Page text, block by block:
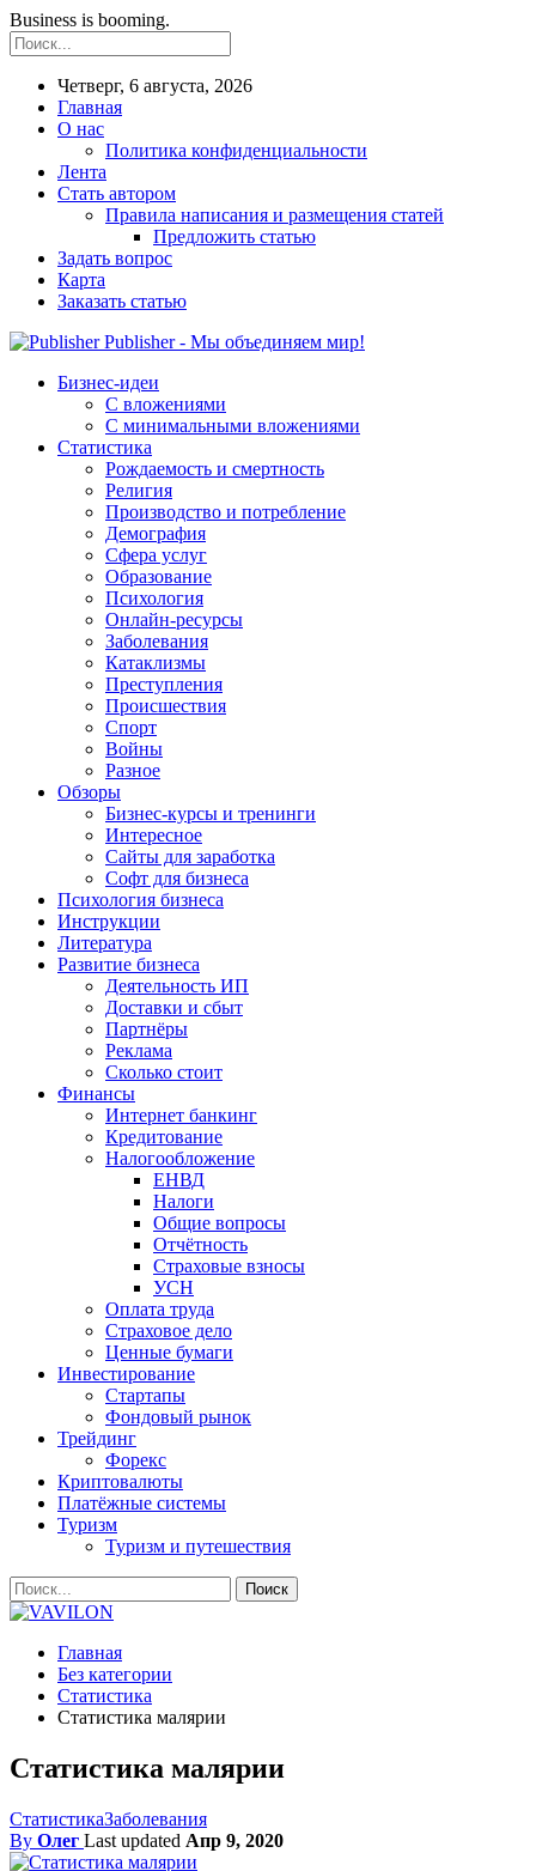
Business is booming.
Четверг, 6 августа, 2026
Главная
О нас
Политика конфиденциальности
Лента
Стать автором
Правила написания и размещения статей
Предложить статью
Задать вопрос
Карта
Заказать статью
Publisher - Мы объединяем мир!
Бизнес-идеи
С вложениями
С минимальными вложениями
Статистика
Рождаемость и смертность
Религия
Производство и потребление
Демография
Сфера услуг
Образование
Психология
Онлайн-ресурсы
Заболевания
Катаклизмы
Преступления
Происшествия
Спорт
Войны
Разное
Обзоры
Бизнес-курсы и тренинги
Интересное
Сайты для заработка
Софт для бизнеса
Психология бизнеса
Инструкции
Литература
Развитие бизнеса
Деятельность ИП
Доставки и сбыт
Партнёры
Реклама
Сколько стоит
Финансы
Интернет банкинг
Кредитование
Налогообложение
ЕНВД
Налоги
Общие вопросы
Отчётность
Страховые взносы
УСН
Оплата труда
Страховое дело
Ценные бумаги
Инвестирование
Стартапы
Фондовый рынок
Трейдинг
Форекс
Криптовалюты
Платёжные системы
Туризм
Туризм и путешествия
Главная
Без категории
Статистика
Статистика малярии
Статистика малярии
СтатистикаЗаболевания
By Олег Last updated Апр 9, 2020